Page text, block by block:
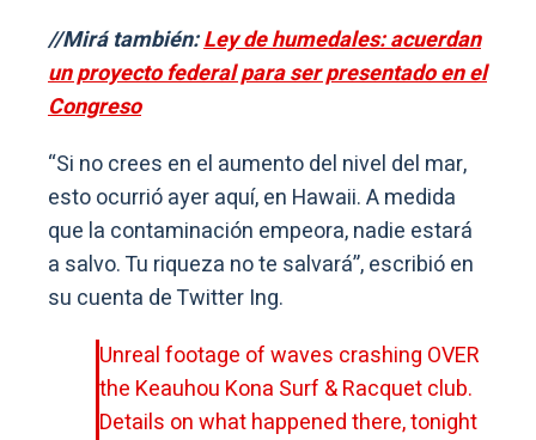
//Mirá también:Ley de humedales: acuerdan
un proyecto federal para ser presentado en el
Congreso
“Si no crees en el aumento del nivel del mar,
esto ocurrió ayer aquí, en Hawaii. A medida
que la contaminación empeora, nadie estará
a salvo. Tu riqueza no te salvará”, escribió en
su cuenta de Twitter Ing.
Unreal footage of waves crashing OVER
the Keauhou Kona Surf & Racquet club.
Details on what happened there, tonight